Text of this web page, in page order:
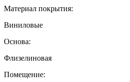
Материал покрытия:
Виниловые
Основа:
Флизелиновая
Помещение: